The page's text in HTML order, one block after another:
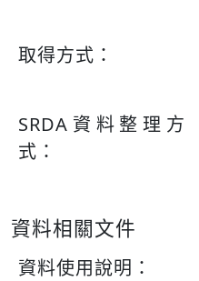
取得方式：
SRDA資料整理方
式：
資料相關文件
資料使用說明：